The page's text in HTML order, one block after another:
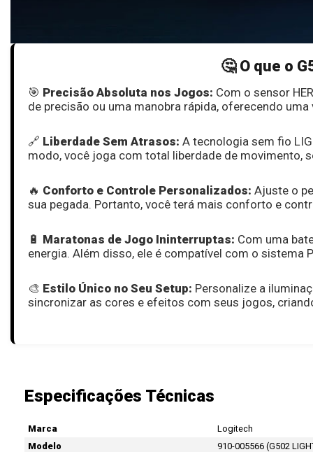
🤔 O que o
🎯 Precisão Absoluta nos Jogos: Com o sensor
de precisão ou uma manobra rápida, oferecendo
🔗 Liberdade Sem Atrasos: A tecnologia sem fio
modo, você joga com total liberdade de movimento,
🔥 Conforto e Controle Personalizados: Ajuste o
sua pegada. Portanto, você terá mais conforto e
🔋 Maratonas de Jogo Ininterruptas: Com uma
energia. Além disso, ele é compatível com o sistema
🎨 Estilo Único no Seu Setup: Personalize a
sincronizar as cores e efeitos com seus jogos,
Especificações Técnicas
Marca
Logitech
Modelo
910-005566 (G502